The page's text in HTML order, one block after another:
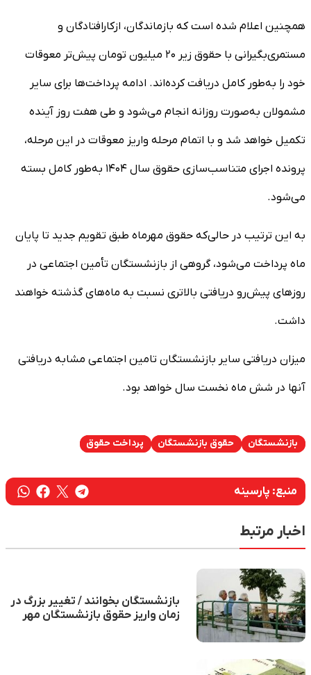
همچنین اعلام شده است که بازماندگان، ازکارافتادگان و
مستمری‌بگیرانی با حقوق زیر ۲۰ میلیون تومان پیش‌تر معوقات
خود را به‌طور کامل دریافت کرده‌اند. ادامه پرداخت‌ها برای سایر
مشمولان به‌صورت روزانه انجام می‌شود و طی هفت روز آینده
تکمیل خواهد شد و با اتمام مرحله واریز معوقات در این مرحله،
پرونده اجرای متناسب‌سازی حقوق سال ۱۴۰۴ به‌طور کامل بسته
می‌شود.
به این ترتیب در حالی‌که حقوق مهرماه طبق تقویم جدید تا پایان
ماه پرداخت می‌شود، گروهی از بازنشستگان تأمین اجتماعی در
روزهای پیش‌رو دریافتی بالاتری نسبت به ماه‌های گذشته خواهند
داشت.
میزان دریافتی سایر بازنشستگان تامین اجتماعی مشابه دریافتی
آنها در شش ماه نخست سال خواهد بود.
بازنشستگان حقوق بازنشستگان پرداخت حقوق
منبع: پارسینه
اخبار مرتبط
بازنشستگان بخوانند / تغییر بزرگ در
زمان واریز حقوق بازنشستگان مهر